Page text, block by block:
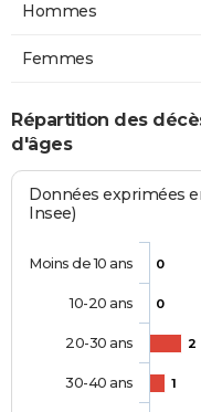
Hommes
Femmes
Répartition des
d'âges
Données exprimées
Insee)
0
0
2
1
Moins de 10 ans
10-20 ans
20-30 ans
30-40 ans